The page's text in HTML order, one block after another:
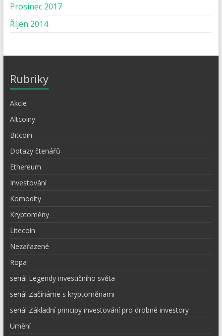
Prosinec 2017
Říjen 2014
Rubriky
Akcie
Altcoiny
Bitcoin
Dotazy čtenářů
Ethereum
Investování
Komodity
Kryptoměny
Litecoin
Nezařazené
Ropa
seriál Legendy investičního světa
seriál Začínáme s kryptoměnami
seriál Základní principy investování pro drobné investory
Umění